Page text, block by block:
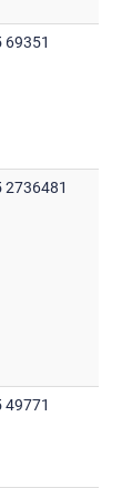
69351
2736481
49771